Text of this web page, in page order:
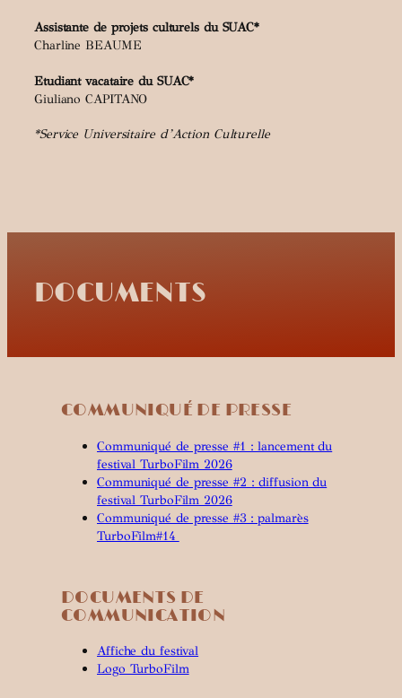
Assistante de projets culturels du SUAC*
Charline BEAUME
Etudiant vacataire du SUAC*
Giuliano CAPITANO
*Service Universitaire d’Action Culturelle
DOCUMENTS
COMMUNIQUÉ DE PRESSE
Communiqué de presse #1 : lancement du
festival TurboFilm 2026
Communiqué de presse #2 : diffusion du
festival TurboFilm 2026
Communiqué de presse #3 : palmarès
TurboFilm#14
DOCUMENTS DE
COMMUNICATION
Affiche du festival
Logo TurboFilm